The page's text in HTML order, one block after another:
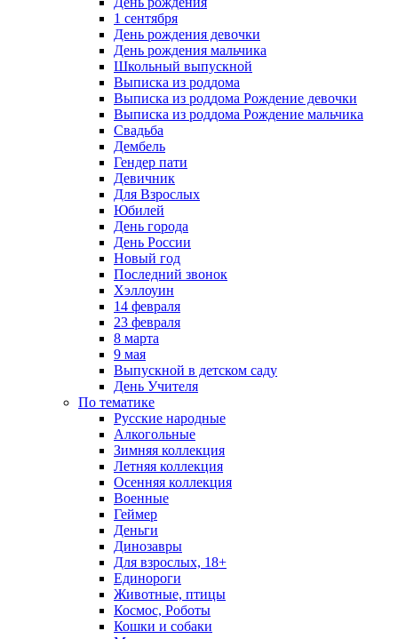
1 сентября
День рождения девочки
День рождения мальчика
Школьный выпускной
Выписка из роддома
Выписка из роддома Рождение девочки
Выписка из роддома Рождение мальчика
Свадьба
Дембель
Гендер пати
Девичник
Для Взрослых
Юбилей
День города
День России
Новый год
Последний звонок
Хэллоуин
14 февраля
23 февраля
8 марта
9 мая
Выпускной в детском саду
День Учителя
По тематике
Русские народные
Алкогольные
Зимняя коллекция
Летняя коллекция
Осенняя коллекция
Военные
Геймер
Деньги
Динозавры
Для взрослых, 18+
Единороги
Животные, птицы
Космос, Роботы
Кошки и собаки